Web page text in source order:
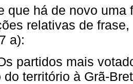
que há de novo
relativas de
a):
partidos mais
do território à Grã-